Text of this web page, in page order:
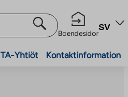
Boendesidor
SV
TA-Yhtiöt Kontaktinformation